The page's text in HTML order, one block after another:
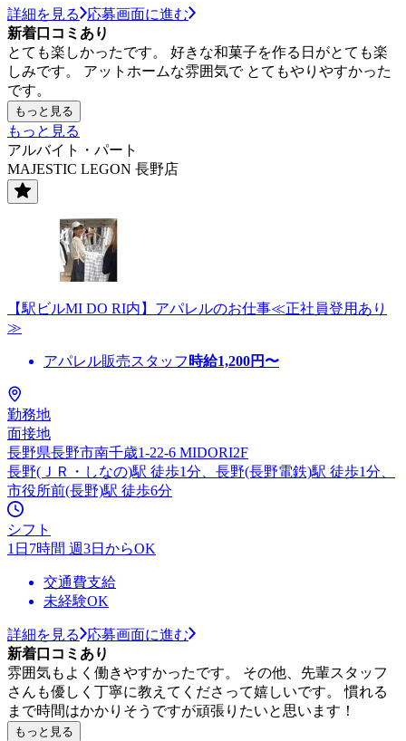
詳細を見る
応募画面に進む
新着口コミあり
とても楽しかったです。 好きな和菓子を作る日がとても楽
しみです。 アットホームな雰囲気で とてもやりやすかった
です。
もっと見る
もっと見る
アルバイト・パート
MAJESTIC LEGON 長野店
【駅ビルMI DO RI内】アパレルのお仕事≪正社員登用あり
≫
アパレル販売スタッフ 時給1,200円〜
勤務地
面接地
長野県長野市南千歳1-22-6 MIDORI2F
長野(ＪＲ・しなの)駅 徒歩1分、長野(長野電鉄)駅 徒歩1分、
市役所前(長野)駅 徒歩6分
シフト
1日7時間 週3日からOK
交通費支給
未経験OK
詳細を見る
応募画面に進む
新着口コミあり
雰囲気もよく働きやすかったです。 その他、先輩スタッフ
さんも優しく丁寧に教えてくださって嬉しいです。 慣れる
まで時間はかかりそうですが頑張りたいと思います！
もっと見る